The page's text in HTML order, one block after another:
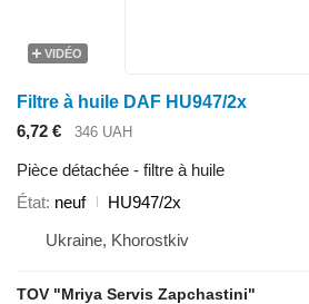
VIDÉO
Filtre à huile DAF HU947/2x
6,72 €
346 UAH
Pièce détachée - filtre à huile
État neuf
HU947/2x
Ukraine, Khorostkiv
TOV "Mriya Servis Zapchastini"